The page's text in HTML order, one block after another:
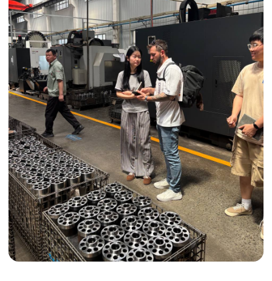
ИНДИВИДУАЛЬНЫЕ УСЛУГИ
Выгодные условия
Сертификация грузов
Консолидация грузов
Сопровождение грузов
Таможенное оформление
Страхование груза
Временное хранение
Организация производства
Проверка качества товара
Оплата и переговоры
с поставщиком
Инспекция поставщика
Товары для маркетплейсов
Получить консультацию
ВАШИ ЗАКАЗЫ